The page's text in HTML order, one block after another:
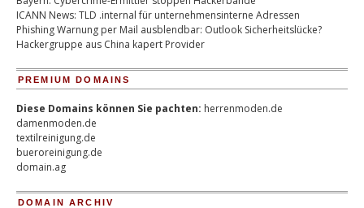
ICANN News: TLD .internal für unternehmensinterne Adressen
Phishing Warnung per Mail ausblendbar: Outlook Sicherheitslücke?
Hackergruppe aus China kapert Provider
PREMIUM DOMAINS
Diese Domains können Sie pachten: herrenmoden.de
damenmoden.de
textilreinigung.de
bueroreinigung.de
domain.ag
DOMAIN ARCHIV